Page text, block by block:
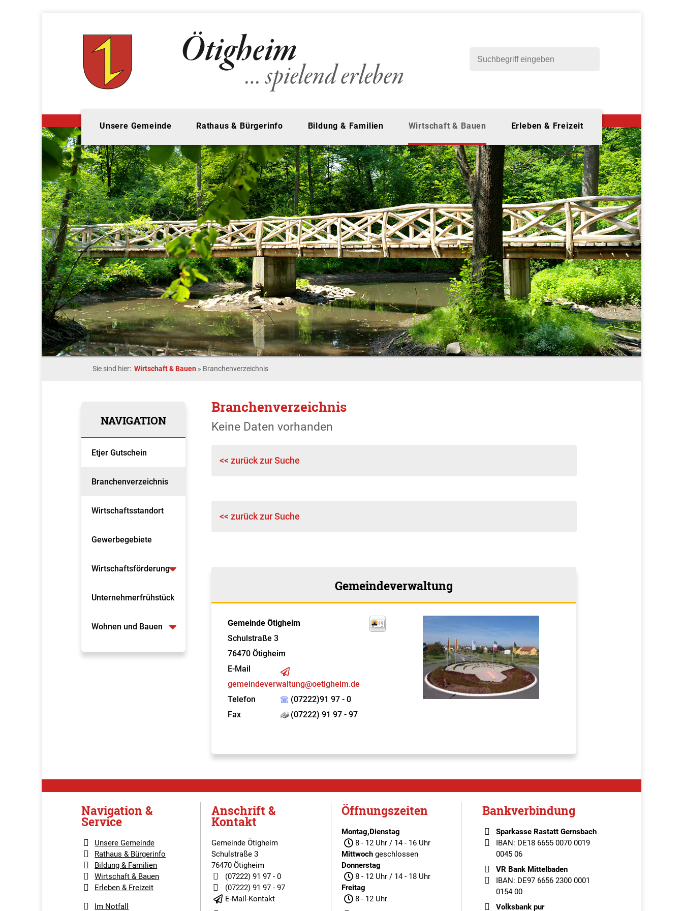
Unsere Gemeinde Rathaus & Bürgerinfo Bildung & Familien Wirtschaft & Bauen Erleben & Freizeit
Sie sind hier: Wirtschaft & Bauen » Branchenverzeichnis
NAVIGATION
Etjer Gutschein
Branchenverzeichnis
Wirtschaftsstandort
Gewerbegebiete
Wirtschaftsförderung
Unternehmerfrühstück
Wohnen und Bauen
Branchenverzeichnis
Keine Daten vorhanden
<< zurück zur Suche
<< zurück zur Suche
Gemeindeverwaltung
Gemeinde Ötigheim
Schulstraße 3
76470 Ötigheim
E-Mail
gemeindeverwaltung@oetigheim.de
Telefon
(07222)91 97 - 0
Fax
(07222) 91 97 - 97
Navigation &
Service
Unsere Gemeinde
Rathaus & Bürgerinfo
Bildung & Familien
Wirtschaft & Bauen
Erleben & Freizeit
Im Notfall
Anschrift &
Kontakt
Gemeinde Ötigheim
Schulstraße 3
76470 Ötigheim
(07222) 91 97 - 0
(07222) 91 97 - 97
E-Mail-Kontakt
Öffnungszeiten
Montag,Dienstag
8 - 12 Uhr / 14 - 16 Uhr
Mittwoch geschlossen
Donnerstag
8 - 12 Uhr / 14 - 18 Uhr
Freitag
8 - 12 Uhr
Bankverbindung
Sparkasse Rastatt Gernsbach
IBAN: DE18 6655 0070 0019
0045 06
VR Bank Mittelbaden
IBAN: DE97 6656 2300 0001
0154 00
Volksbank pur